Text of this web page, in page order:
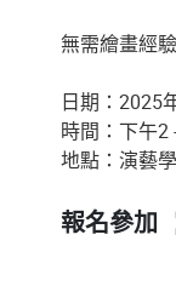
無需繪畫經
日期：2025
時間：下午2
地點：演藝
報名參加